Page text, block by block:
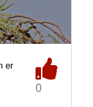
er
0